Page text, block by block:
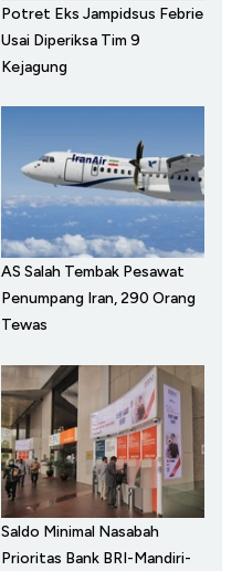
Potret Eks Jampidsus Febrie
Usai Diperiksa Tim 9
Kejagung
AS Salah Tembak Pesawat
Penumpang Iran, 290 Orang
Tewas
Saldo Minimal Nasabah
Prioritas Bank BRI-Mandiri-